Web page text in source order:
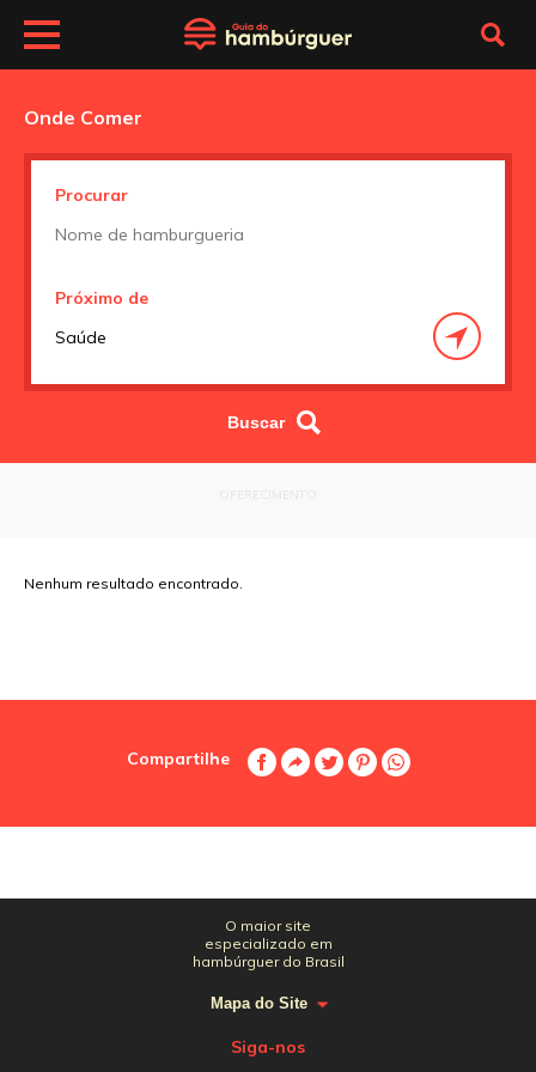
Onde Comer
Procurar
Próximo de
Nenhum resultado encontrado.
Compartilhe
O maior site
especializado em
hambúrguer do Brasil
Mapa do Site
Siga-nos